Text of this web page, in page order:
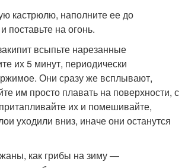
кастрюлю, наполните ее до
поставьте на огонь.
всыпьте нарезанные
их 5 минут, периодически
Они сразу же всплывают,
им просто плавать на поверхности, с
их и помешивайте,
уходили вниз, иначе они останутся